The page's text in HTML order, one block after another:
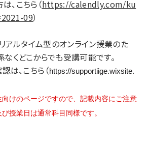
、こちら（https://calendly.com/ku
09）
アルタイム型のオンライン授業のた
なくどこからでも受講可能です。
、こちら（https://supportiige.wixsite.
けのページですので、記載内容にご注意
授業日は通常科目同様です。